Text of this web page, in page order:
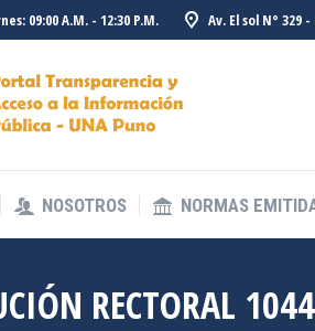
09:00 A.M. - 12:30 P.M. Av. El sol N° 329
NOSOTROS NORMAS
RECTORAL
NOSOTROS NORMAS